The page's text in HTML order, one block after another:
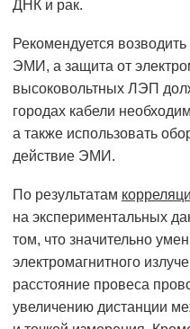
ДНК и рак.
Рекомендуется
ЭМИ, а защита от
высоковольтных ЛЭП
городах кабели
а также использовать
действие ЭМИ.
По результатам
на экспериментальных
том, что значительно
электромагнитного
расстояние провеса
увеличению дистанции